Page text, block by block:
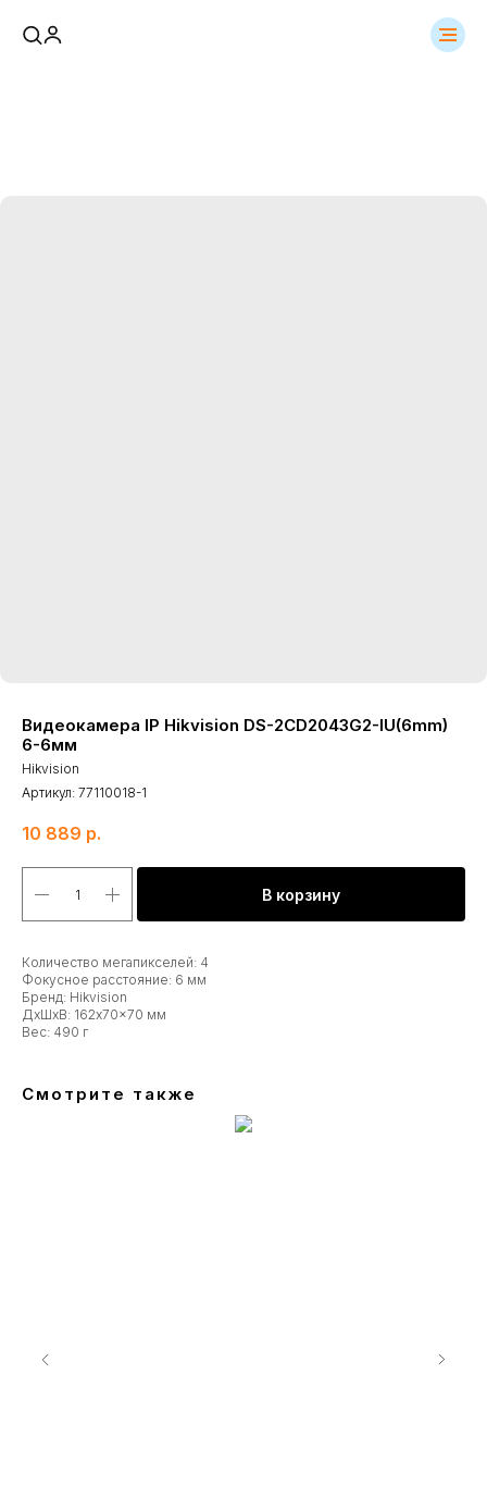
Видеокамера IP Hikvision DS-2CD2043G2-IU(6mm)
6-6мм
Hikvision
Артикул: 77110018-1
10 889 р.
В корзину
Количество мегапикселей: 4
Фокусное расстояние: 6 мм
Бренд: Hikvision
ДxШxВ: 162x70x70 мм
Вес: 490 г
Смотрите также